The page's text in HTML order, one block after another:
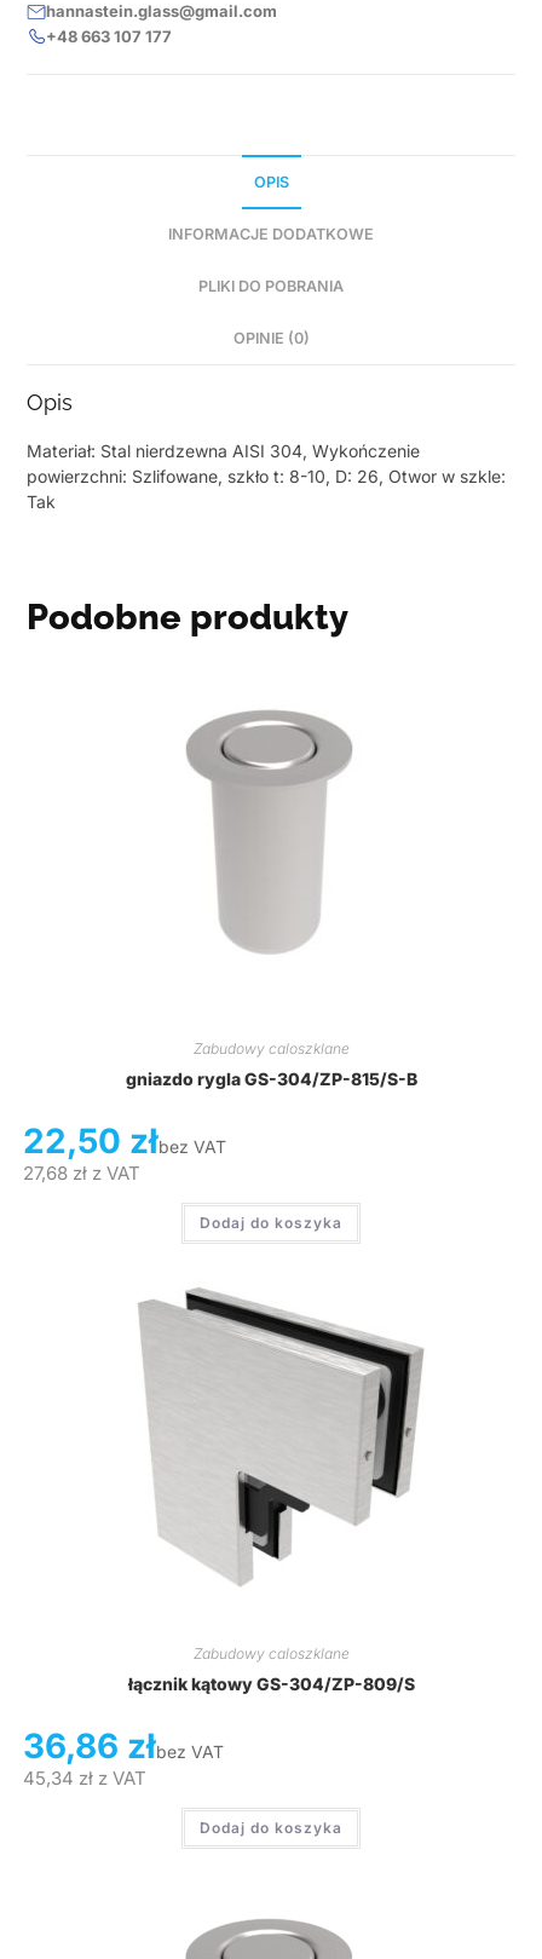
hannastein.glass@gmail.com
+48 663 107 177
OPIS
INFORMACJE DODATKOWE
PLIKI DO POBRANIA
OPINIE (0)
Opis
Materiał: Stal nierdzewna AISI 304, Wykończenie
powierzchni: Szlifowane, szkło t: 8-10, D: 26, Otwor w szkle:
Tak
Podobne produkty
Zabudowy caloszklane
gniazdo rygla GS-304/ZP-815/S-B
22,50 złbez VAT
27,68 złz VAT
Dodaj do koszyka
Zabudowy caloszklane
łącznik kątowy GS-304/ZP-809/S
36,86 złbez VAT
45,34 złz VAT
Dodaj do koszyka